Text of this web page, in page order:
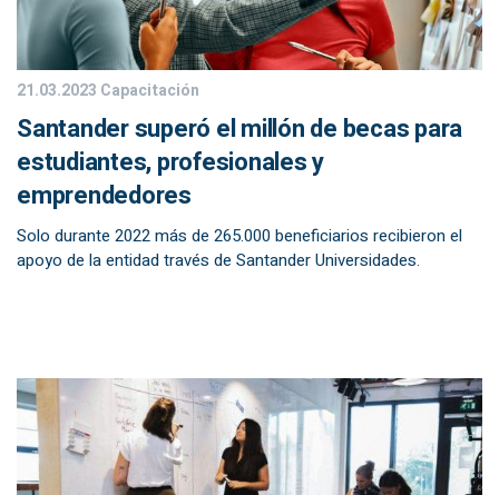
21.03.2023 Capacitación
Santander superó el millón de becas para
estudiantes, profesionales y
emprendedores
Solo durante 2022 más de 265.000 beneficiarios recibieron el
apoyo de la entidad través de Santander Universidades.